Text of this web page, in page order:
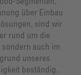
über Einbau
sind wir
rund um die
auch im
unseres
beständig.